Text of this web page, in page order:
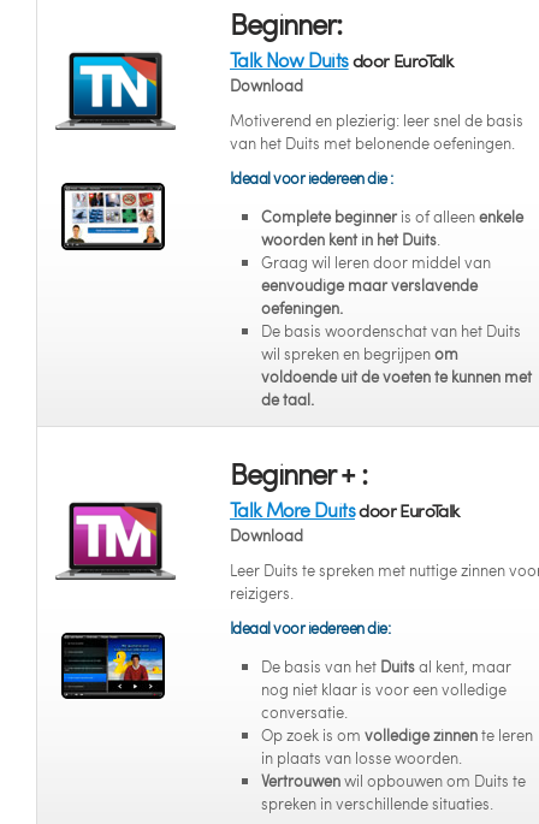
Beginner:
Talk Now Duitsdoor EuroTalk
Download
Motiverend en plezierig: leer snel de basis
van het Duits met belonende oefeningen.
Ideaal voor iedereen die :
Complete beginner is of alleenenkele
woorden kent in het Duits.
Graag wil leren door middel van
eenvoudige maar verslavende
oefeningen.
De basis woordenschat van het Duits
wil spreken en begrijpenom
voldoende uit de voeten te kunnen met
de taal.
Beginner + :
Talk More Duitsdoor EuroTalk
Download
Leer Duits te spreken met nuttige zinnen
reizigers.
Ideaal voor iedereen die:
De basis van het Duitsal kent, maar
nog niet klaar is voor een volledige
conversatie.
Op zoek is om volledige zinnente leren
in plaats van losse woorden.
Vertrouwenwil opbouwen om Duits te
spreken in verschillende situaties.